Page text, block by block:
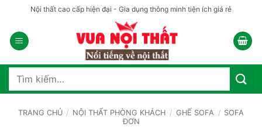
nội
dung
Nội thất cao cấp hiện đại - Gia dụng thông minh tiện ích giá rẻ
Tìm
TRANG CHỦ / NỘI THẤT PHÒNG KHÁCH / GHẾ SOFA / SOFA
ĐƠN